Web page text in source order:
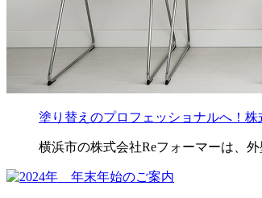
塗り替えのプロフェッショナルへ！
横浜市の株式会社Reフォーマーは、